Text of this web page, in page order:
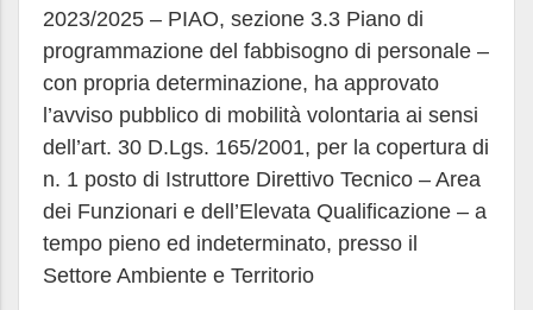
2023/2025 – PIAO, sezione 3.3 Piano di
programmazione del fabbisogno di personale –
con propria determinazione, ha approvato
l’avviso pubblico di mobilità volontaria ai sensi
dell’art. 30 D.Lgs. 165/2001, per la copertura di
n. 1 posto di Istruttore Direttivo Tecnico – Area
dei Funzionari e dell’Elevata Qualificazione – a
tempo pieno ed indeterminato, presso il
Settore Ambiente e Territorio